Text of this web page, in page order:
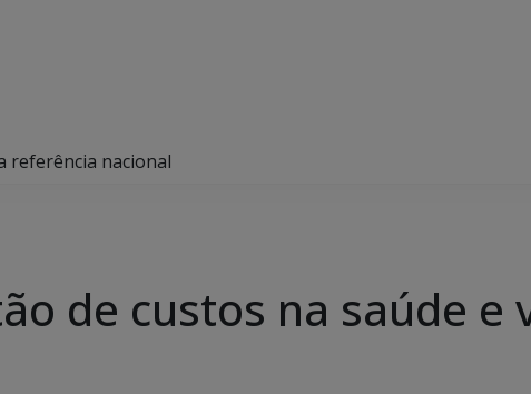
referência nacional
de custos na saúde